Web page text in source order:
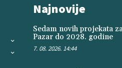
Najnovije
Sedam novih projekata
Pazar do 2028. godine
7. 08. 2026. 14:44